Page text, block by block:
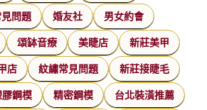
問題 婚友社 男女約會
頌缽音療 美睫店 新莊美甲
店 紋繡常見問題 新莊接睫毛
膠鋼模 精密鋼模 台北裝潢推薦